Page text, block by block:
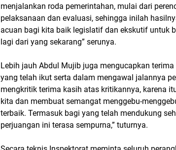
menjalankan roda pemerintahan, mulai dari
pelaksanaan dan evaluasi, sehingga inilah
acuan bagi kita baik legislatif dan ekskutif untuk
lagi dari yang sekarang” serunya.
Lebih jauh Abdul Mujib juga mengucapkan
yang telah ikut serta dalam mengawal jalannya
mengkritik terima kasih atas kritikannya, karena
kita dan membuat semangat menggebu-
terbaik. Termasuk bagi yang telah mendukung
perjuangan ini terasa sempurna,” tuturnya.